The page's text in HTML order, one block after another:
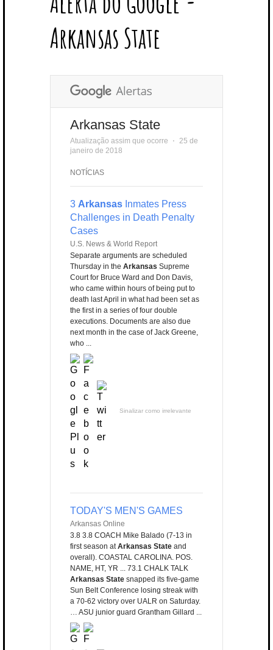
E
R
B
O
O
K
L
E
P
L
U
E
R
S
E
D
I
N
A
G
R
A
M
U
B
U
Arkansas State
Arkansas State
Atualização assim que ocorre ⋅ 25 de
janeiro de 2018
NOTÍCIAS
3 Arkansas Inmates Press
Challenges in Death Penalty
Cases
U.S. News & World Report
Separate arguments are scheduled
Thursday in the Arkansas Supreme
Court for Bruce Ward and Don Davis,
who came within hours of being put to
death last April in what had been set as
the first in a series of four double
executions. Documents are also due
next month in the case of Jack Greene,
who ...
Sinalizar como irrelevante
TODAY'S MEN'S GAMES
Arkansas Online
3.8 3.8 COACH Mike Balado (7-13 in
first season atArkansas State and
overall). COASTAL CAROLINA. POS.
NAME, HT, YR ... 73.1 CHALK TALK
Arkansas State snapped its five-game
Sun Belt Conference losing streak with
a 70-62 victory over UALR on Saturday.
… ASU junior guard Grantham Gillard ...